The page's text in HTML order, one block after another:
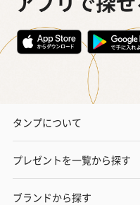
タンプについて
プレゼントを一覧から探す
ブランドから探す